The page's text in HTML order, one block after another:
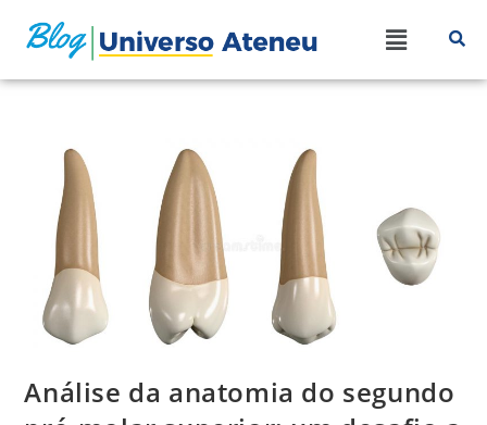
Análise da anatomia do segundo